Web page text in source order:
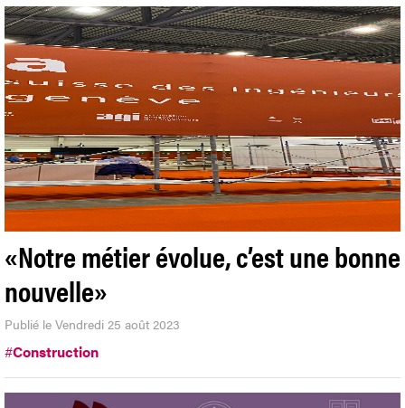
«Notre métier évolue, c’est une bonne
nouvelle»
Publié le Vendredi 25 août 2023
#Construction